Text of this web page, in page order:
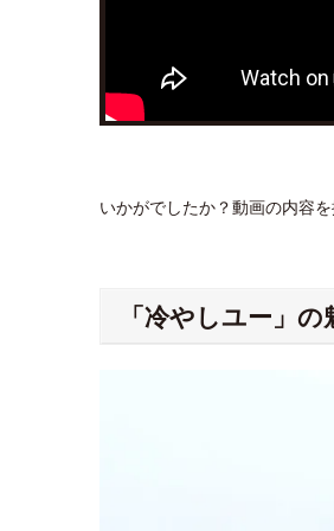
いかがでしたか？動画の内容
「冷やしユー」